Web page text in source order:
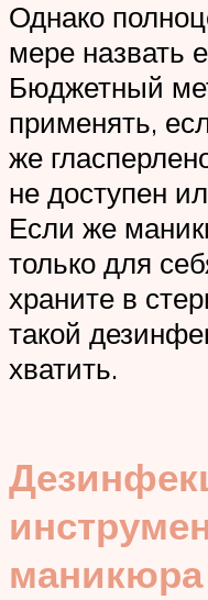
Однако
мере назвать
Бюджетный
применять,
же
не доступен
Если же
только для
храните в
такой
хватить.
маникюра